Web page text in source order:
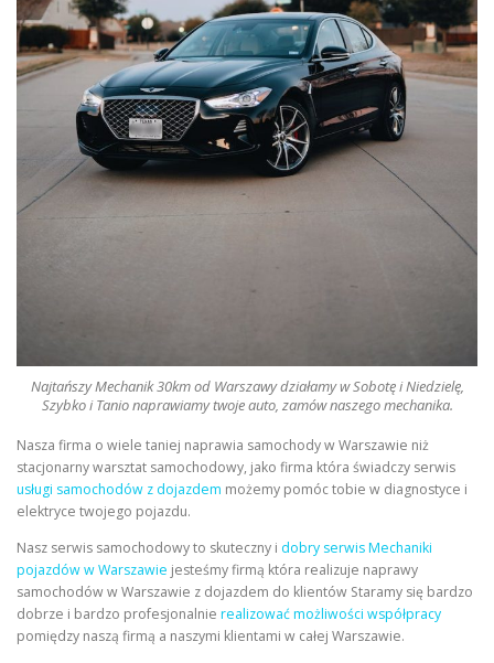
Najtańszy Mechanik 30km od Warszawy działamy w Sobotę i Niedzielę,
Szybko i Tanio naprawiamy twoje auto, zamów naszego mechanika.
Nasza firma o wiele taniej naprawia samochody w Warszawie niż
stacjonarny warsztat samochodowy, jako firma która świadczy serwis
usługi samochodów z dojazdem możemy pomóc tobie w diagnostyce i
elektryce twojego pojazdu.
Nasz serwis samochodowy to skuteczny i dobry serwis Mechaniki
pojazdów w Warszawie jesteśmy firmą która realizuje naprawy
samochodów w Warszawie z dojazdem do klientów Staramy się bardzo
dobrze i bardzo profesjonalnie realizować możliwości współpracy
pomiędzy naszą firmą a naszymi klientami w całej Warszawie.